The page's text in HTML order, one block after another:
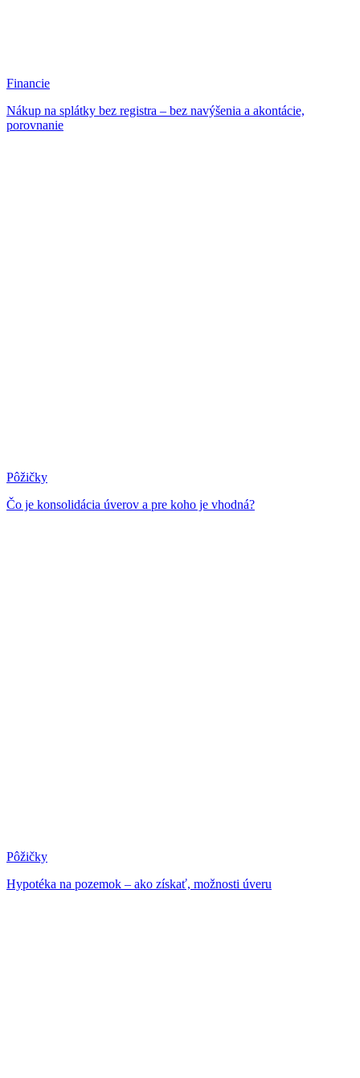
Financie
Nákup na splátky bez registra – bez navýšenia a akontácie,
porovnanie
Pôžičky
Čo je konsolidácia úverov a pre koho je vhodná?
Pôžičky
Hypotéka na pozemok – ako získať, možnosti úveru